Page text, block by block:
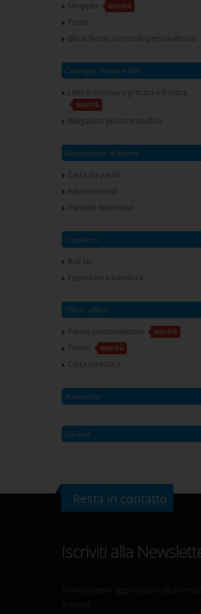
Shopper
NOVITÀ
Tazze
Block Notes cartonati personalizzati
Cataloghi, riviste e libri
Libri in brossura grecata e fresata
NOVITÀ
Rilegatura punto metallico
Decorazione di interni
Carta da parati
Adesivi murali
Pannelli decorativi
Espositori
Roll Up
Espositori a bandiera
Office- ufficio
Penne personalizzate NOVITÀ
Timbri NOVITÀ
Carta intestata
Automezzi
Edizioni
Resta in contatto
Iscriviti alla